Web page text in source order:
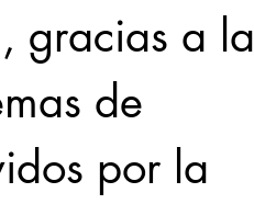
gracias a la
de
por la